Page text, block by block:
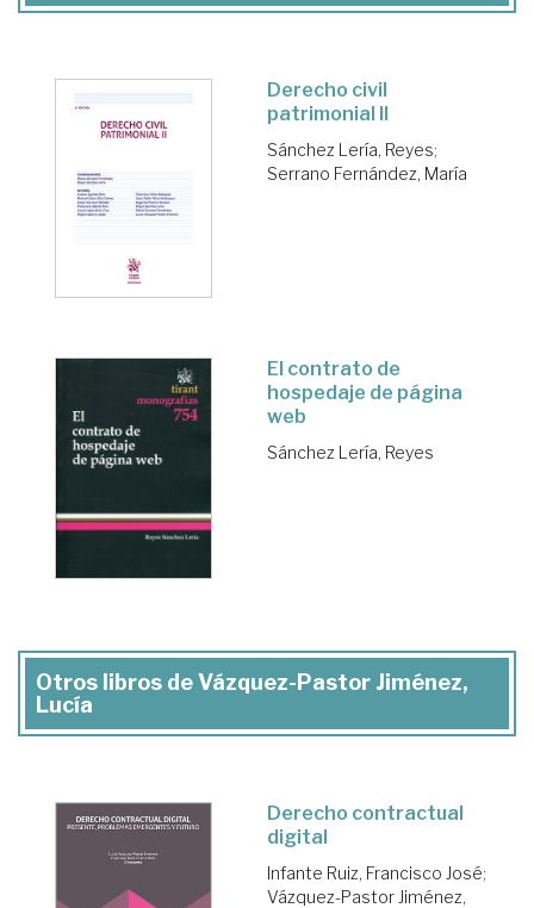
Derecho civil
patrimonial II
Sánchez Lería, Reyes;
Serrano Fernández, María
El contrato de
hospedaje de página
web
Sánchez Lería, Reyes
Otros libros de Vázquez-Pastor Jiménez,
Lucía
Derecho contractual
digital
Infante Ruiz, Francisco José;
Vázquez-Pastor Jiménez,